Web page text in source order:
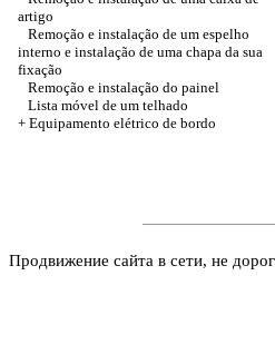
artigo
Remoção e instalação de um espelho
interno e instalação de uma chapa da sua
fixação
Remoção e instalação do painel
Lista móvel de um telhado
+ Equipamento elétrico de bordo
Продвижение сайта в сети, не